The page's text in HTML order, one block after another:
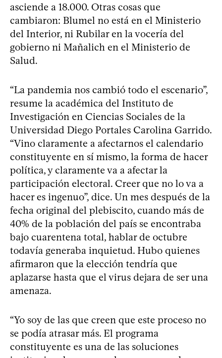
asciende a 18.000. Otras cosas que
cambiaron: Blumel no está en el Ministerio
del Interior, ni Rubilar en la vocería del
gobierno ni Mañalich en el Ministerio de
Salud.
“La pandemia nos cambió todo el escenario”,
resume la académica del Instituto de
Investigación en Ciencias Sociales de la
Universidad Diego Portales Carolina Garrido.
“Vino claramente a afectarnos el calendario
constituyente en sí mismo, la forma de hacer
política, y claramente va a afectar la
participación electoral. Creer que no lo va a
hacer es ingenuo”, dice. Un mes después de la
fecha original del plebiscito, cuando más de
40% de la población del país se encontraba
bajo cuarentena total, hablar de octubre
todavía generaba inquietud. Hubo quienes
afirmaron que la elección tendría que
aplazarse hasta que el virus dejara de ser una
amenaza.
“Yo soy de las que creen que este proceso no
se podía atrasar más. El programa
constituyente es una de las soluciones